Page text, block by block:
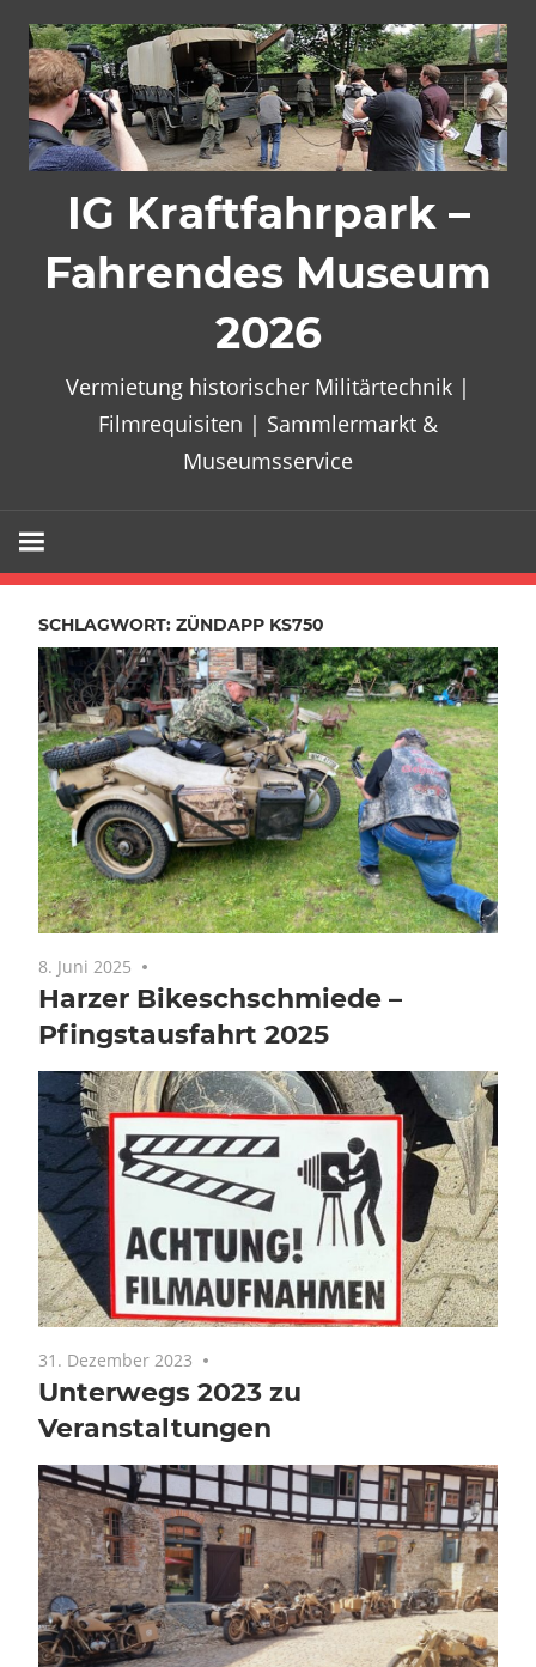
Inhalt
springen
IG Kraftfahrpark –
Fahrendes Museum
2026
Vermietung historischer Militärtechnik |
Filmrequisiten | Sammlermarkt &
Museumsservice
SCHLAGWORT: ZÜNDAPP KS750
8. Juni 2025
Harzer Bikeschschmiede –
Pfingstausfahrt 2025
31. Dezember 2023
Unterwegs 2023 zu
Veranstaltungen